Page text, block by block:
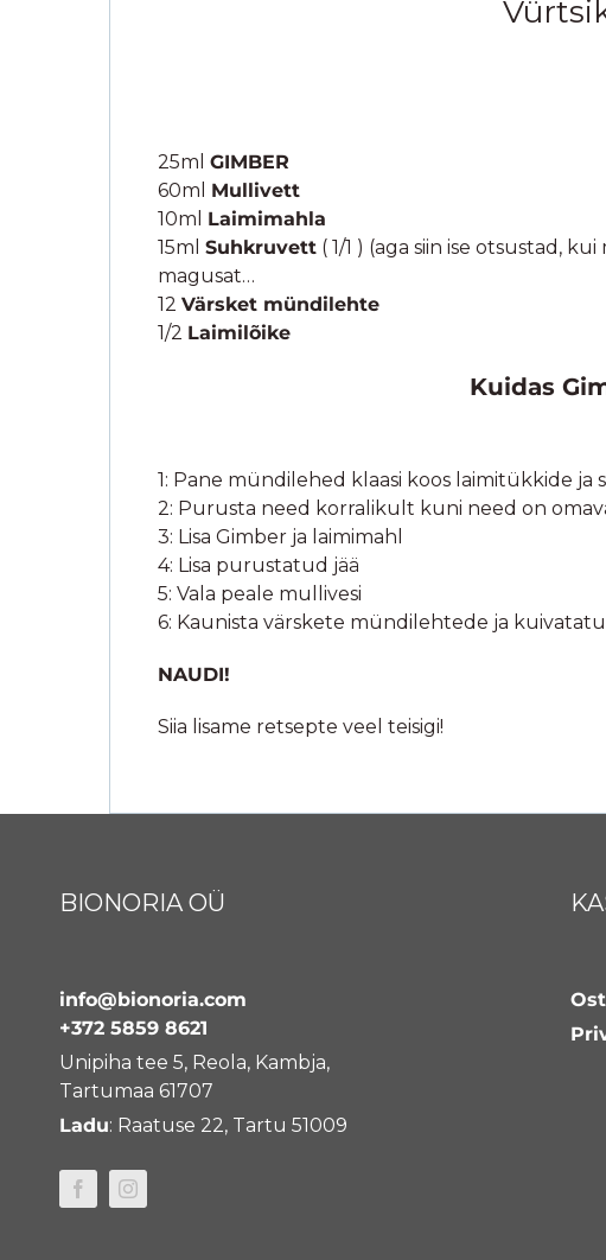
25ml GIMBER
60ml Mullivett
10ml Laimimahla
15ml Suhkruvett ( 1/1 ) (aga siin ise otsustad,
magusat…
12 Värsket mündilehte
1/2 Laimilõike
Kuidas
1: Pane mündilehed klaasi koos laimitükkide ja
2: Purusta need korralikult kuni need on
3: Lisa Gimber ja laimimahl
4: Lisa purustatud jää
5: Vala peale mullivesi
6: Kaunista värskete mündilehtede ja
NAUDI!
Siia lisame retsepte veel teisigi!
BIONORIA OÜ
info@bionoria.com
+372 5859 8621
Unipiha tee 5, Reola, Kambja,
Tartumaa 61707
Ladu: Raatuse 22, Tartu 51009